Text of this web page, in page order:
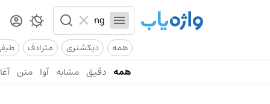
همه دیکشنری مترادف
همه دقیق مشابه آوا متن